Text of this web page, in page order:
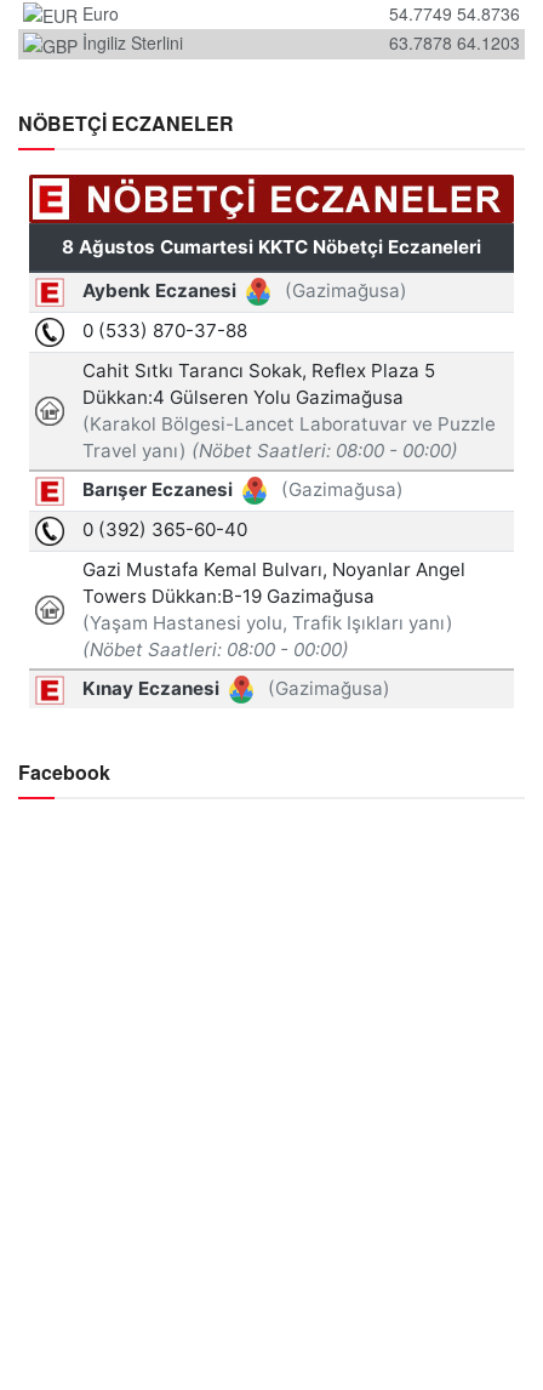
Euro
54.8736
54.7749
İngiliz Sterlini
64.1203
63.7878
NÖBETÇİ ECZANELER
Facebook